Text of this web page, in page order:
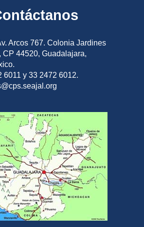
Arcos 767. Colonia Jardines
CP 44520, Guadalajara,
6011 y 33 2472 6012.